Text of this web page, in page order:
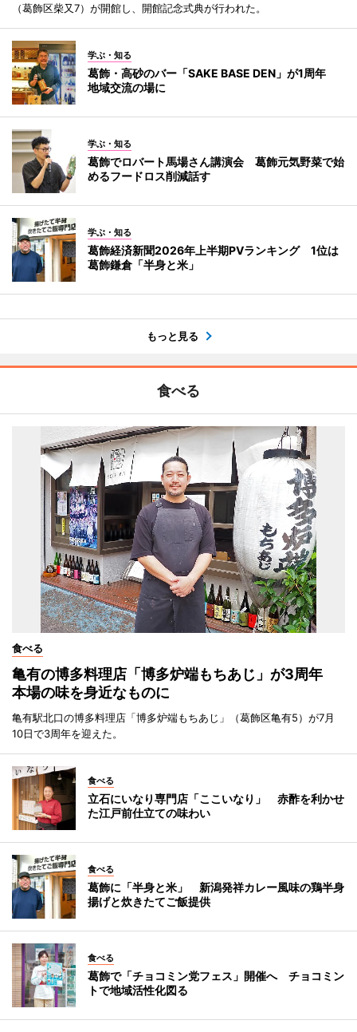
（葛飾区柴又7）が開館し、開館記念式典が行われた。
学ぶ・知る
葛飾・高砂のバー「SAKE BASE DEN」が1周年
地域交流の場に
学ぶ・知る
葛飾でロバート馬場さん講演会 葛飾元気野菜で始
めるフードロス削減話す
学ぶ・知る
葛飾経済新聞2026年上半期PVランキング 1位は
葛飾鎌倉「半身と米」
もっと見る
食べる
食べる
亀有の博多料理店「博多炉端もちあじ」が3周年
本場の味を身近なものに
亀有駅北口の博多料理店「博多炉端もちあじ」（葛飾区亀有5）が7月
10日で3周年を迎えた。
食べる
立石にいなり専門店「ここいなり」 赤酢を利かせ
た江戸前仕立ての味わい
食べる
葛飾に「半身と米」 新潟発祥カレー風味の鶏半身
揚げと炊きたてご飯提供
食べる
葛飾で「チョコミン党フェス」開催へ チョコミン
トで地域活性化図る